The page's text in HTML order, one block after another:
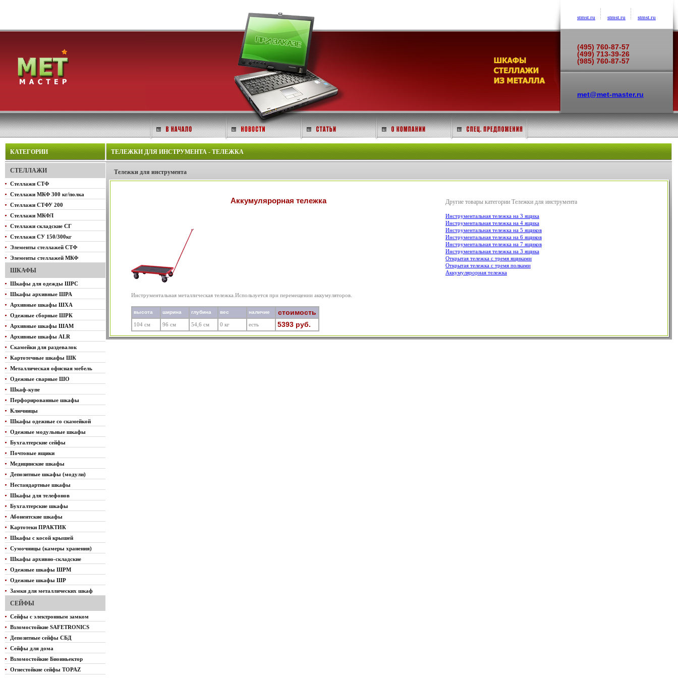
stmst.ru stmst.ru stmst.ru
(495) 760-87-57
(499) 713-39-26
(985) 760-87-57
met@met-master.ru
КАТЕГОРИИ
СТЕЛЛАЖИ
Стеллажи СТФ
Стеллажи МКФ 300 кг/полка
Стеллажи СТФУ 200
Стеллажи МКФЛ
Стеллажи складские СГ
Стеллажи СУ 150/300кг
Элементы стеллажей СТФ
Элементы стеллажей МКФ
ШКАФЫ
Шкафы для одежды ШРС
Шкафы архивные ШРА
Архивные шкафы ШХА
Одежные сборные ШРК
Архивные шкафы ШАМ
Архивные шкафы ALR
Скамейки для раздевалок
Картотечные шкафы ШК
Металлическая офисная мебель
Одежные сварные ШО
Шкаф-купе
Перфорированные шкафы
Ключницы
Шкафы одежные со скамейкой
Одежные модульные шкафы
Бухгалтерские сейфы
Почтовые ящики
Медицинские шкафы
Депозитные шкафы (модули)
Нестандартные шкафы
Шкафы для телефонов
Бухгалтерские шкафы
Абонентские шкафы
Картотеки ПРАКТИК
Шкафы с косой крышей
Сумочницы (камеры хранения)
Шкафы архивно-складские
Одежные шкафы ШРМ
Одежные шкафы ШР
Замки для металлических шкаф
СЕЙФЫ
Сейфы с электронным замком
Взломостойкие SAFETRONICS
Депозитные сейфы СБД
Сейфы для дома
Взломостойкие Биоиньектор
Огнестойкие сейфы TOPAZ
ТЕЛЕЖКИ ДЛЯ ИНСТРУМЕНТА - ТЕЛЕЖКА
Тележки для инструмента
Аккумулярорная тележка
Инструментальная металлическая тележка.Используется при перемещении аккумуляторов.
высота ширина глубина вес наличие стоимость
104 см 96 см 54,6 см 0 кг есть 5393 руб.
Другие товары категории Тележки для инструмента
Инструментальная тележка на 3 ящика
Инструментальная тележка на 4 ящика
Инструментальная тележка на 5 ящиков
Инструментальная тележка на 6 ящиков
Инструментальная тележка на 7 ящиков
Инструментальная тележка на 3 ящика
Открытая тележка с тремя ящиками
Открытая тележка с тремя полками
Аккумулярорная тележка